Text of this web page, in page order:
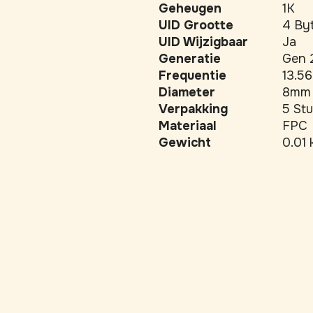
Geheugen
1K
UID Grootte
4
UID Wijzigbaar
Ja
Generatie
Gen
Frequentie
Diameter
8mm
Verpakking
5
Materiaal
FPC
Gewicht
0.01